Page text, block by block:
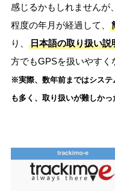
感じるかもしれませんが
程度の年月が経過して、
り、
日本語の取り扱い説
方でもGPSを扱いやすく
※実際、数年前まではシステ
も多く、取り扱いが難しかっ